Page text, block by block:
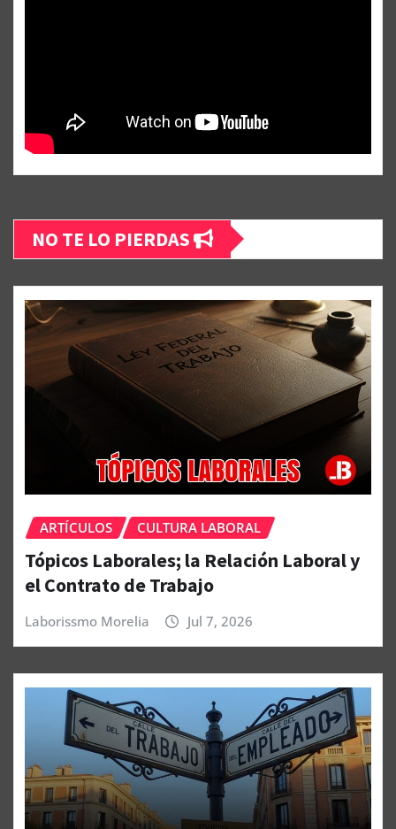
NO TE LO PIERDAS
ARTÍCULOS CULTURA LABORAL
Tópicos Laborales; la Relación Laboral y
el Contrato de Trabajo
Laborissmo Morelia Jul 7, 2026